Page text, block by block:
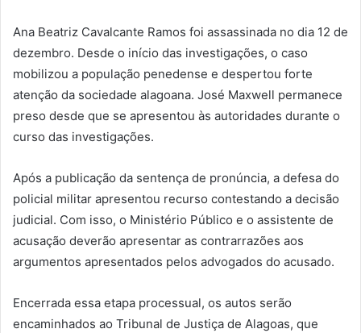
Ana Beatriz Cavalcante Ramos foi assassinada no dia 12 de
dezembro. Desde o início das investigações, o caso
mobilizou a população penedense e despertou forte
atenção da sociedade alagoana. José Maxwell permanece
preso desde que se apresentou às autoridades durante o
curso das investigações.
Após a publicação da sentença de pronúncia, a defesa do
policial militar apresentou recurso contestando a decisão
judicial. Com isso, o Ministério Público e o assistente de
acusação deverão apresentar as contrarrazões aos
argumentos apresentados pelos advogados do acusado.
Encerrada essa etapa processual, os autos serão
encaminhados ao Tribunal de Justiça de Alagoas, que